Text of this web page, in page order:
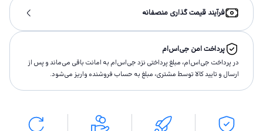
فرآیند قیمت گذاری منصفانه
پرداخت امن جی‌اس‌ام
در پرداخت جی‌اس‌ام، مبلغ پرداختى نزد جی‌اس‌ام به امانت باقى مى‌ماند و پس از
ارسال و تاييد كالا توسط مشتری، مبلغ به حساب فروشنده واريز مى‌شود.